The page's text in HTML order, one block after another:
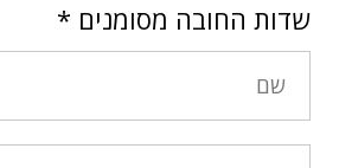
שדות החובה מסומנים *